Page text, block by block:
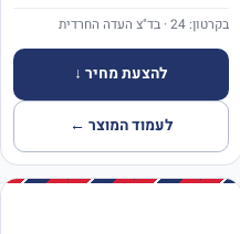
בקרטון: 24 · בד"צ העדה החרדית
להצעת מחיר ↓
לעמוד המוצר ←